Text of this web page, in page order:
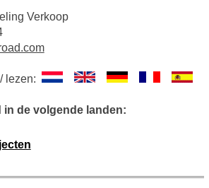
Verkoop
lezen:
in de volgende landen: